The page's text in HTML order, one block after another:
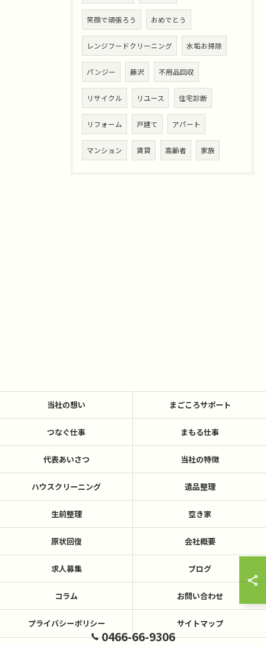
笑顔で頑張ろう おめでとう
レンジフードクリーニング 水垢お掃除
パンジー 藤沢 不用品回収
リサイクル リユース 住宅診断
リフォーム 戸建て アパート
マンション 賃貸 高齢者 家族
0466-66-9306
当社の想い まごころサポート
つなぐ仕事 まもる仕事
代表あいさつ 当社の特徴
ハウスクリーニング 遺品整理
生前整理 空き家
原状回復 会社概要
求人募集 ブログ
コラム お問い合わせ
プライバシーポリシー サイトマップ